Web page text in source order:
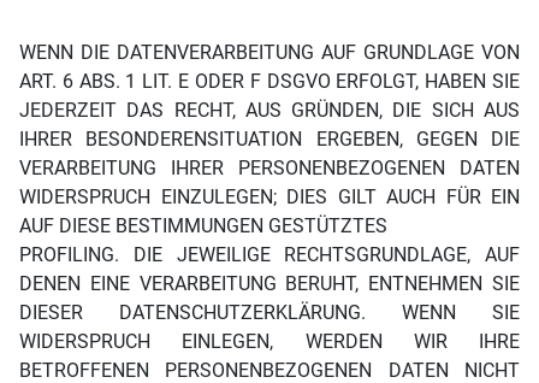
WENN DIE DATENVERARBEITUNG AUF GRUNDLAGE VON
ART. 6 ABS. 1 LIT. E ODER F DSGVO ERFOLGT, HABEN SIE
JEDERZEIT DAS RECHT, AUS GRÜNDEN, DIE SICH AUS
IHRER BESONDERENSITUATION ERGEBEN, GEGEN DIE
VERARBEITUNG IHRER PERSONENBEZOGENEN DATEN
WIDERSPRUCH EINZULEGEN; DIES GILT AUCH FÜR EIN
AUF DIESE BESTIMMUNGEN GESTÜTZTES
PROFILING. DIE JEWEILIGE RECHTSGRUNDLAGE, AUF
DENEN EINE VERARBEITUNG BERUHT, ENTNEHMEN SIE
DIESER DATENSCHUTZERKLÄRUNG. WENN SIE
WIDERSPRUCH EINLEGEN, WERDEN WIR IHRE
BETROFFENEN PERSONENBEZOGENEN DATEN NICHT